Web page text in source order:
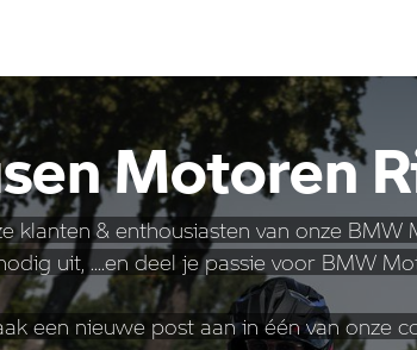
Motoren
klanten & enthousiasten van onze
uit, ....en deel je passie voor BMW
een nieuwe post aan in één van onze